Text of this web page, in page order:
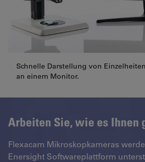
Schnelle Darstellung von
an einem Monitor.
Arbeiten Sie, wie es Ihnen
Flexacam Mikroskopkameras
Enersight Softwareplattform